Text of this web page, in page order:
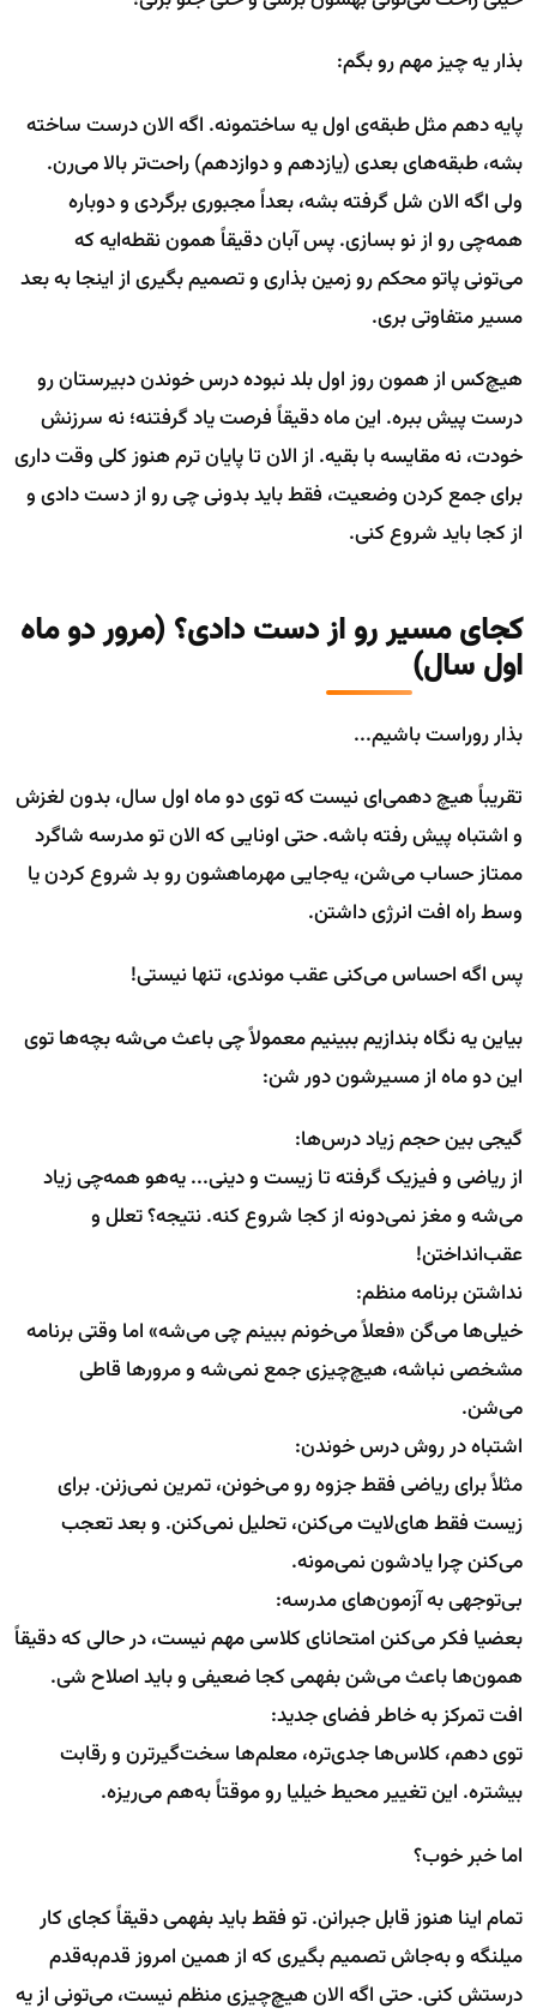
بذار یه چیز مهم رو بگم:
پایه دهم مثل طبقه‌ی اول یه ساختمونه. اگه الان درست ساخته
بشه، طبقه‌های بعدی (یازدهم و دوازدهم) راحت‌تر بالا می‌رن.
ولی اگه الان شل گرفته بشه، بعداً مجبوری برگردی و دوباره
همه‌چی رو از نو بسازی. پس آبان دقیقاً همون نقطه‌ایه که
می‌تونی پاتو محکم رو زمین بذاری و تصمیم بگیری از اینجا به بعد
مسیر متفاوتی بری.
هیچ‌کس از همون روز اول بلد نبوده درس خوندن دبیرستان رو
درست پیش ببره. این ماه دقیقاً فرصت یاد گرفتنه؛ نه سرزنش
خودت، نه مقایسه با بقیه. از الان تا پایان ترم هنوز کلی وقت داری
برای جمع کردن وضعیت، فقط باید بدونی چی رو از دست دادی و
از کجا باید شروع کنی.
کجای مسیر رو از دست دادی؟ (مرور دو ماه
اول سال)
بذار روراست باشیم...
تقریباً هیچ دهمی‌ای نیست که توی دو ماه اول سال، بدون لغزش
و اشتباه پیش رفته باشه. حتی اونایی که الان تو مدرسه شاگرد
ممتاز حساب می‌شن، یه‌جایی مهرماهشون رو بد شروع کردن یا
وسط راه افت انرژی داشتن.
پس اگه احساس می‌کنی عقب موندی، تنها نیستی!
بیاین یه نگاه بندازیم ببینیم معمولاً چی باعث می‌شه بچه‌ها توی
این دو ماه از مسیرشون دور شن:
گیجی بین حجم زیاد درس‌ها:
از ریاضی و فیزیک گرفته تا زیست و دینی... یه‌هو همه‌چی زیاد
می‌شه و مغز نمی‌دونه از کجا شروع کنه. نتیجه؟ تعلل و
عقب‌انداختن!
نداشتن برنامه منظم:
خیلی‌ها می‌گن «فعلاً می‌خونم ببینم چی می‌شه» اما وقتی برنامه
مشخصی نباشه، هیچ‌چیزی جمع نمی‌شه و مرورها قاطی
می‌شن.
اشتباه در روش درس خوندن:
مثلاً برای ریاضی فقط جزوه رو می‌خونن، تمرین نمی‌زنن. برای
زیست فقط های‌لایت می‌کنن، تحلیل نمی‌کنن. و بعد تعجب
می‌کنن چرا یادشون نمی‌مونه.
بی‌توجهی به آزمون‌های مدرسه:
بعضیا فکر می‌کنن امتحانای کلاسی مهم نیست، در حالی که دقیقاً
همون‌ها باعث می‌شن بفهمی کجا ضعیفی و باید اصلاح شی.
افت تمرکز به خاطر فضای جدید:
توی دهم، کلاس‌ها جدی‌تره، معلم‌ها سخت‌گیرترن و رقابت
بیشتره. این تغییر محیط خیلیا رو موقتاً به‌هم می‌ریزه.
اما خبر خوب؟
تمام اینا هنوز قابل جبرانن. تو فقط باید بفهمی دقیقاً کجای کار
میلنگه و به‌جاش تصمیم بگیری که از همین امروز قدم‌به‌قدم
درستش کنی. حتی اگه الان هیچ‌چیزی منظم نیست، می‌تونی از یه